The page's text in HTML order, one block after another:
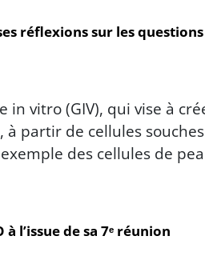
réflexions sur les questions
vitro (GIV), qui vise à
à partir de cellules souches
des cellules de
l’issue de sa 7ᵉ réunion